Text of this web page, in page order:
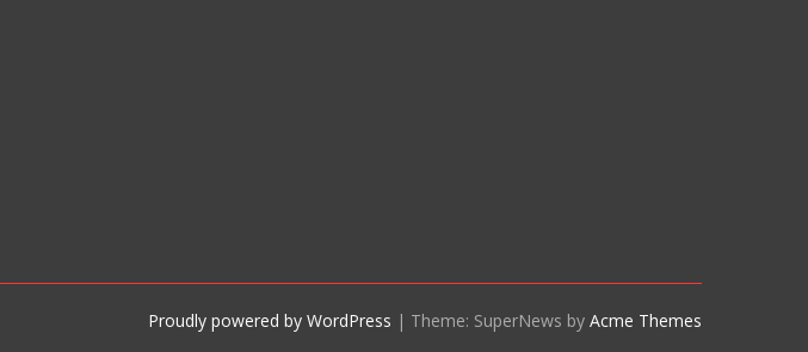
Proudly powered by WordPress | Theme: SuperNews by Acme Themes